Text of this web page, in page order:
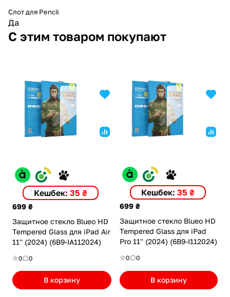
Слот для Pencil
Да
С этим товаром покупают
Кешбек: 35 ₴
699 ₴
Защитное стекло Blueo HD
Tempered Glass для iPad Air
11'' (2024) (6B9-IA112024)
0 0
В корзину
Кешбек: 35 ₴
699 ₴
Защитное стекло Blueo HD
Tempered Glass для iPad
Pro 11'' (2024) (6B9-I112024)
0 0
В корзину